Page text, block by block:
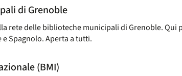
di Grenoble
rete delle biblioteche municipali di Grenoble. Qui
e Spagnolo. Aperta a tutti.
(BMI)